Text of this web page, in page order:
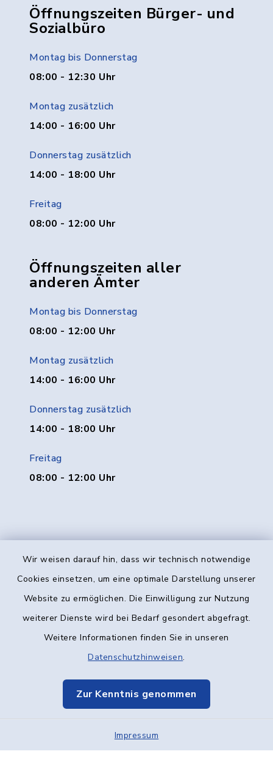
Wir weisen darauf hin, dass wir technisch notwendige
Cookies einsetzen, um eine optimale Darstellung unserer
Website zu ermöglichen. Die Einwilligung zur Nutzung
weiterer Dienste wird bei Bedarf gesondert abgefragt.
Weitere Informationen finden Sie in unseren
Datenschutzhinweisen.
Zur Kenntnis genommen
Impressum
Öffnungszeiten Bürger- und
Sozialbüro
Montag bis Donnerstag
08:00 - 12:30 Uhr
Montag zusätzlich
14:00 - 16:00 Uhr
Donnerstag zusätzlich
14:00 - 18:00 Uhr
Freitag
08:00 - 12:00 Uhr
Öffnungszeiten aller
anderen Ämter
Montag bis Donnerstag
08:00 - 12:00 Uhr
Montag zusätzlich
14:00 - 16:00 Uhr
Donnerstag zusätzlich
14:00 - 18:00 Uhr
Freitag
08:00 - 12:00 Uhr
Kontakt
Datenschutz
Elektronische Kommunikation
Sitemap